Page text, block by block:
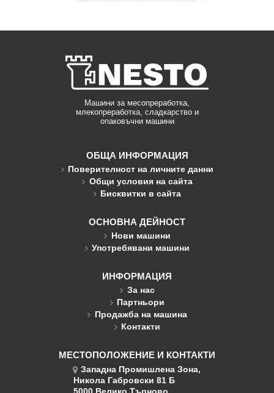
Машини за месопреработка,
млекопреработка, сладкарство и
опаковъчни машини
ОБЩА ИНФОРМАЦИЯ
Поверителност на личните данни
Общи условия на сайта
Бисквитки в сайта
ОСНОВНА ДЕЙНОСТ
Нови машини
Употребявани машини
ИНФОРМАЦИЯ
За нас
Партньори
Продажба на машина
Контакти
МЕСТОПОЛОЖЕНИЕ И КОНТАКТИ
Западна Промишлена Зона,
Никола Габровски 81 Б